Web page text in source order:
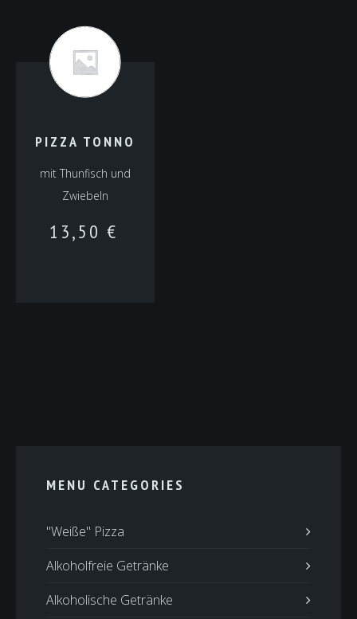
PIZZA TONNO
mit Thunfisch und
Zwiebeln
13,50 €
MENU CATEGORIES
"Weiße" Pizza
Alkoholfreie Getränke
Alkoholische Getränke